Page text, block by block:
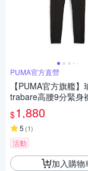
PUMA官方直營
【PUMA官方旗艦
trabare高腰9分緊身
483801
$1,880
5 (1)
活動
加入購物